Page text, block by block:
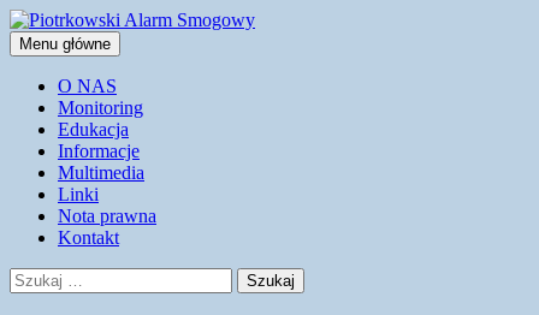
Przejdź
do
treściPiotrkowski Alarm Smogowy
Szukaj
Menu główne
O NAS
Monitoring
Edukacja
Informacje
Multimedia
Linki
Nota prawna
Kontakt
Szukaj: